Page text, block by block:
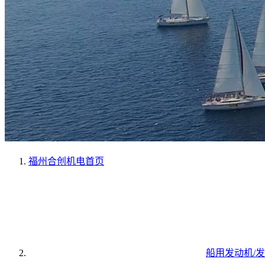
福州合创机电首页
船用发动机/